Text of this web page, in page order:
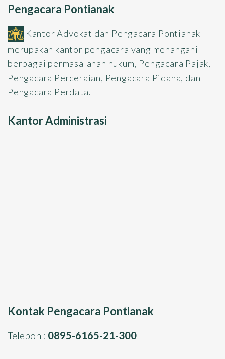
Pengacara Pontianak
Kantor Advokat dan Pengacara Pontianak
merupakan kantor pengacara yang menangani
berbagai permasalahan hukum, Pengacara Pajak,
Pengacara Perceraian, Pengacara Pidana, dan
Pengacara Perdata.
Kantor Administrasi
Kontak Pengacara Pontianak
Telepon : 0895-6165-21-300